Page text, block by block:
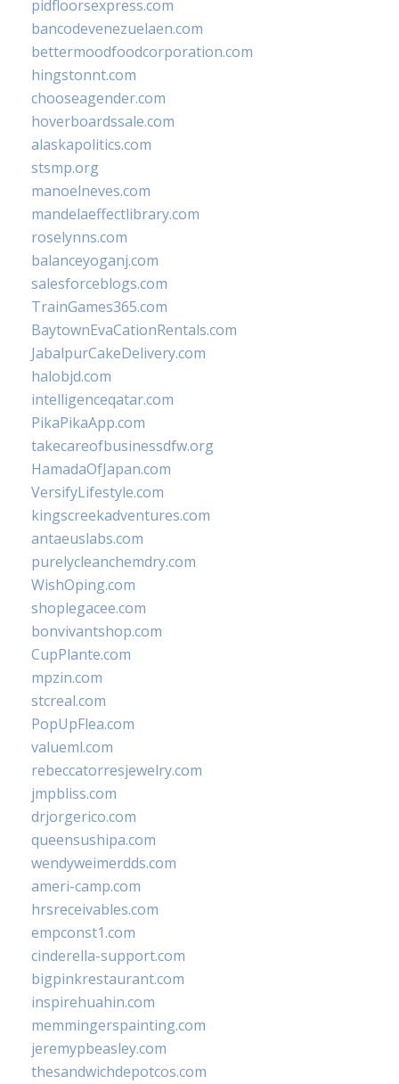
pidfloorsexpress.com
bancodevenezuelaen.com
bettermoodfoodcorporation.com
hingstonnt.com
chooseagender.com
hoverboardssale.com
alaskapolitics.com
stsmp.org
manoelneves.com
mandelaeffectlibrary.com
roselynns.com
balanceyoganj.com
salesforceblogs.com
TrainGames365.com
BaytownEvaCationRentals.com
JabalpurCakeDelivery.com
halobjd.com
intelligenceqatar.com
PikaPikaApp.com
takecareofbusinessdfw.org
HamadaOfJapan.com
VersifyLifestyle.com
kingscreekadventures.com
antaeuslabs.com
purelycleanchemdry.com
WishOping.com
shoplegacee.com
bonvivantshop.com
CupPlante.com
mpzin.com
stcreal.com
PopUpFlea.com
valueml.com
rebeccatorresjewelry.com
jmpbliss.com
drjorgerico.com
queensushipa.com
wendyweimerdds.com
ameri-camp.com
hrsreceivables.com
empconst1.com
cinderella-support.com
bigpinkrestaurant.com
inspirehuahin.com
memmingerspainting.com
jeremypbeasley.com
thesandwichdepotcos.com